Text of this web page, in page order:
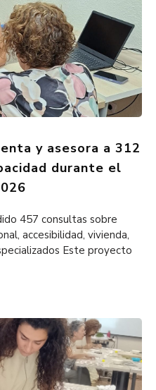
y asesora a 312
durante el
457 consultas sobre
accesibilidad, vivienda,
Este proyecto